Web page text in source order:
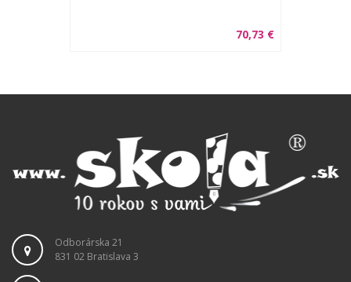
70,73 €
Odborárska 21
831 02 Bratislava 3